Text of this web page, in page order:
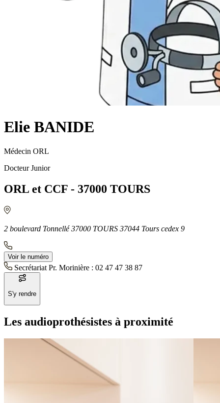
Elie BANIDE
Médecin ORL
Docteur Junior
ORL et CCF - 37000 TOURS
2 boulevard Tonnellé 37000 TOURS 37044 Tours cedex 9
Voir le numéro
Secrétariat Pr. Morinière : 02 47 47 38 87
S'y rendre
Les audioprothésistes à proximité